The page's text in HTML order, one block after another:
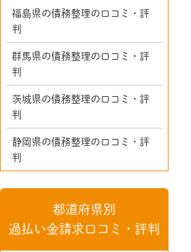
福島県の債務整理の口コミ・評
判
群馬県の債務整理の口コミ・評
判
茨城県の債務整理の口コミ・評
判
静岡県の債務整理の口コミ・評
判
都道府県別
過払い金請求口コミ・評判